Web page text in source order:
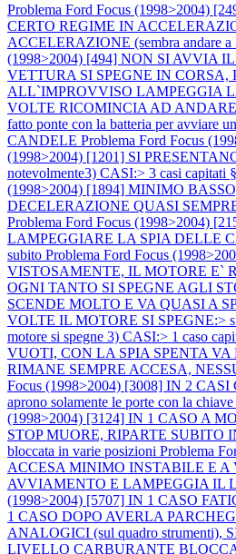
Problema Ford Focus (1998>2004)
CERTO REGIME IN
ACCELERAZIONE (sembra andare
(1998>2004) [494] NON SI AVVIA
VETTURA SI SPEGNE IN
ALL`IMPROVVISO LAMPEGGIA
VOLTE RICOMINCIA AD
fatto ponte con la batteria per avviare
CANDELE Problema Ford Focus
(1998>2004) [1201] SI
notevolmente3) CASI:> 3 casi capitati §
(1998>2004) [1894] MINIMO
DECELERAZIONE QUASI
Problema Ford Focus (1998>2004)
LAMPEGGIARE LA SPIA DELLE
subito Problema Ford Focus
VISTOSAMENTE, IL MOTORE E`
OGNI TANTO SI SPEGNE AGLI
SCENDE MOLTO E VA QUASI A
VOLTE IL MOTORE SI SPEGNE:> si
motore si spegne 3) CASI:> 1 caso
VUOTI, CON LA SPIA SPENTA VA
RIMANE SEMPRE ACCESA,
Focus (1998>2004) [3008] IN 2
aprono solamente le porte con la
(1998>2004) [3124] IN 1 CASO A
STOP MUORE, RIPARTE SUBITO
bloccata in varie posizioni Problema
ACCESA MINIMO INSTABILE E
AVVIAMENTO E LAMPEGGIA IL
(1998>2004) [5707] IN 1 CASO
1 CASO DOPO AVERLA
ANALOGICI (sul quadro
LIVELLO CARBURANTE